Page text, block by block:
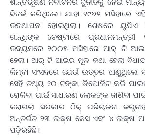
ଶାନ୍ତିଭୂଷଣ ନିର୍ବାଚନର ଦୁର୍ନୀତିକୁ ନେଇ
ବିତର୍କ କରିଥିଲେ। ଯାହା ୧୯୭୫ ମସିହାରେ
ଉତଥାପନ ହୋଇଥିଲା। ଶେଷରେ
ଗାନ୍ଧିଙ୍କ ଚେଷ୍ଟାରେ ପ୍ରଧାନମନ୍ତ୍ରୀ
ଉଦ୍ୟମରେ ୨୦୦୫ ମସିହାରେ ଆର୍ ଟି ଆଇ
ହେଲା। ଆର୍ ଟି ଆଇର ମୂଳ କଥା ହେଲା
କିମ୍ବା ସଂସଦରେ ଯେଉଁ ଉତ୍ତର ଆଣୁଥିଲେ
ସେହି ତଥ୍ୟ ୧୦ ଟଙ୍କା ଡିପୋଜିଟ କରି
ରୋକିବା ପାଇଁ ସାଧାରଣ ଲୋକଙ୍କ ଜାଣିବା
କରାଗଲା ସରକାର ଠିକ୍ ପରିଚାଳନା
ଅନ୍ତର୍ଗତ ୨୩ ଲକ୍ଷ କେସ ଏବଂ ୪ ଲକ୍ଷ
ପଡ଼ିରହିଛି।